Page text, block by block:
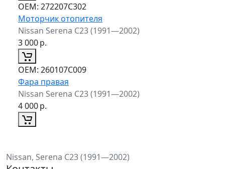
ОЕМ: 272207C302
Моторчик отопителя
Nissan Serena C23 (1991—2002)
3 000р.
ОЕМ: 260107C009
Фара правая
Nissan Serena C23 (1991—2002)
4 000р.
Nissan, Serena C23 (1991—2002)